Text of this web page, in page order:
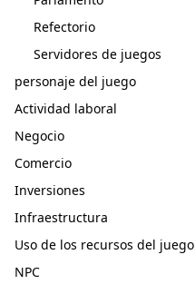
Refectorio
Servidores de juegos
personaje del juego
Actividad laboral
Negocio
Comercio
Inversiones
Infraestructura
Uso de los recursos del juego
NPC